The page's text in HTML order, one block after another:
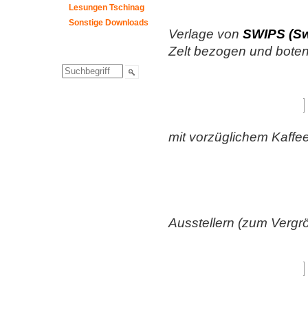
Lesungen Tschinag
Sonstige Downloads
Verlage von SWIPS
Zelt bezogen und
mit vorzüglichem
Ausstellern (zum